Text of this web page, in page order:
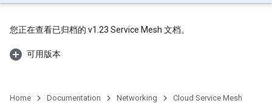
您正在查看已归档的 v1.23 Service Mesh 文档。
可用版本
Home Documentation Networking
Cloud Service Mesh